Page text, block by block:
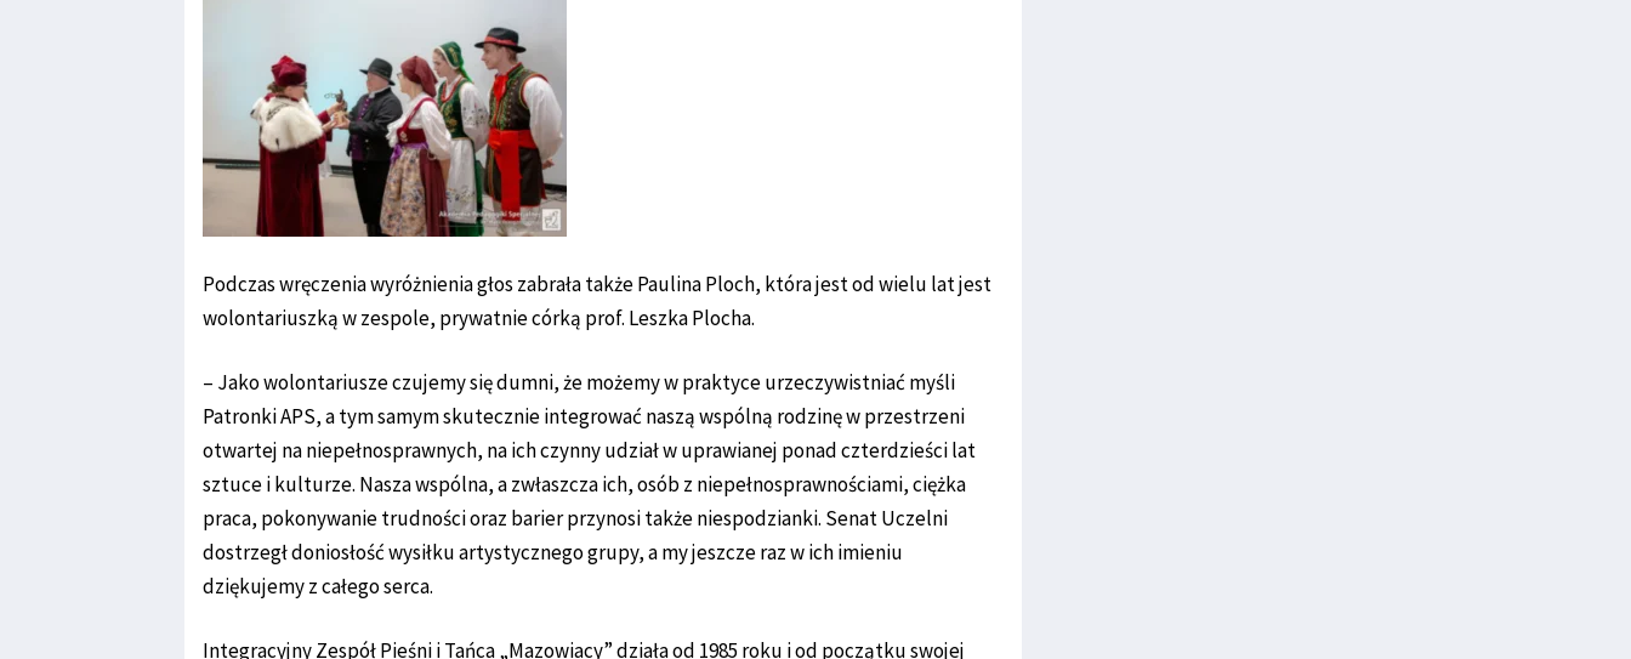
Podczas wręczenia wyróżnienia głos zabrała także Paulina Ploch, która jest od wielu lat jest
wolontariuszką w zespole, prywatnie córką prof. Leszka Plocha.
– Jako wolontariusze czujemy się dumni, że możemy w praktyce urzeczywistniać myśli
Patronki APS, a tym samym skutecznie integrować naszą wspólną rodzinę w przestrzeni
otwartej na niepełnosprawnych, na ich czynny udział w uprawianej ponad czterdzieści lat
sztuce i kulturze. Nasza wspólna, a zwłaszcza ich, osób z niepełnosprawnościami, ciężka
praca, pokonywanie trudności oraz barier przynosi także niespodzianki. Senat Uczelni
dostrzegł doniosłość wysiłku artystycznego grupy, a my jeszcze raz w ich imieniu
dziękujemy z całego serca.
Integracyjny Zespół Pieśni i Tańca „Mazowiacy” działa od 1985 roku i od początku swojej